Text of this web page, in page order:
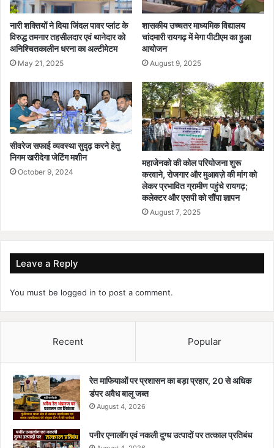
नारी शक्तियों ने दिया जिंदल पावर प्लांट के
विरुद्ध तमनार तहसीलदार एवं थानेदार को
अनिश्चितकालीन धरना का अल्टीमेटम
May 21, 2025
शासकीय उच्चतर माध्यमिक विद्यालय
चांदमारी रायगढ़ में मेगा पीटीएम का हुआ
आयोजन
August 9, 2025
सीवरेज सफाई व्यवस्था सुदृढ़ करने हेतु
निगम खरीदेगा जेटिंग मशीन
October 9, 2024
महाजेनको की कोल परियोजना शुरू
करवाने, रोजगार और मुआवज़े की मांग को
लेकर प्रभावित ग्रामीण पहुंचे रायगढ़;
कलेक्टर और एसपी को सौंपा ज्ञापन
August 7, 2025
Leave a Reply
You must be logged in to post a comment.
Recent Popular
रेत माफियाओं पर प्रशासन का बड़ा प्रहार, 20 से अधिक
डंपर अवैध बालू जब्त
August 4, 2026
पनीर एनालॉग एवं नकली दुग्ध उत्पादों पर तत्काल प्रतिबंध